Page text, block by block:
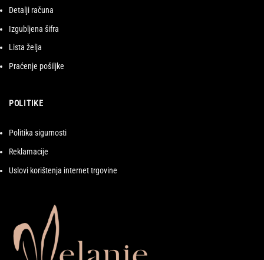
Detalji računa
Izgubljena šifra
Lista želja
Praćenje pošiljke
POLITIKE
Politika sigurnosti
Reklamacije
Uslovi korištenja internet trgovine